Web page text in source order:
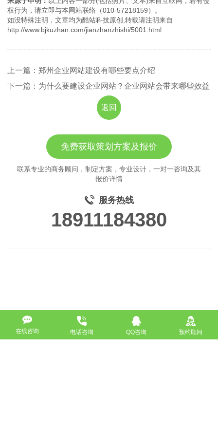
权行为，请立即与本网站联络（010-57218159）。
如没特殊注明，文章均为酷站科技原创,转载请注明来自
http://www.bjkuzhan.com/jianzhanzhishi/5001.html
上一篇：郑州企业网站建设有哪些要点介绍
下一篇：为什么要建设企业网站？企业网站会带来哪些效益
返回
免费获取策划方案及报价
联系专业的商务顾问，制定方案，专业设计，一对一咨询及其
报价详情
服务热线
18911184380
在线咨询 电话咨询 QQ咨询 预约顾问